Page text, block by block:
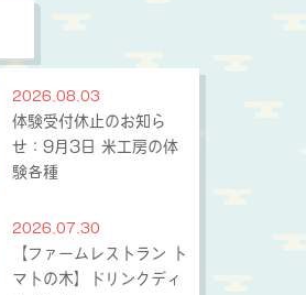
2026.08.03
体験受付休止のお知ら
せ：9月3日 米工房の体
験各種
2026.07.30
【ファームレストラン ト
マトの木】ドリンクディ